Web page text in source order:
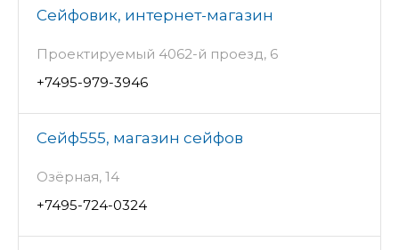
Сейфовик, интернет-магазин
Проектируемый 4062-й проезд, 6
+7495-979-3946
Сейф555, магазин сейфов
Озёрная, 14
+7495-724-0324